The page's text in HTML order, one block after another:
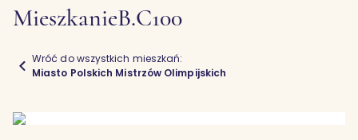
MieszkanieB.C100
Wróć do wszystkich mieszkań:
Miasto Polskich Mistrzów Olimpijskich